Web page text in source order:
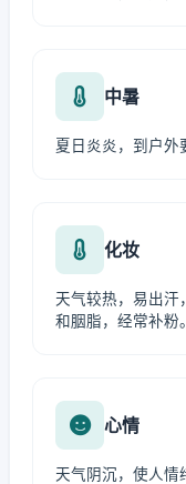
中暑
夏日炎炎，到户外
化妆
天气较热，易出汗
和胭脂，经常补粉。
心情
天气阴沉，使人情